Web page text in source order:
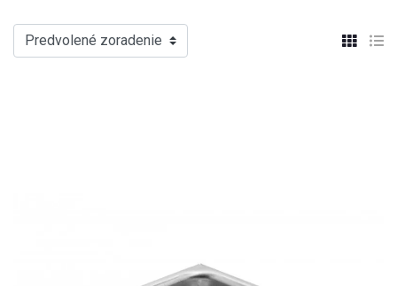
Predvolené zoradenie